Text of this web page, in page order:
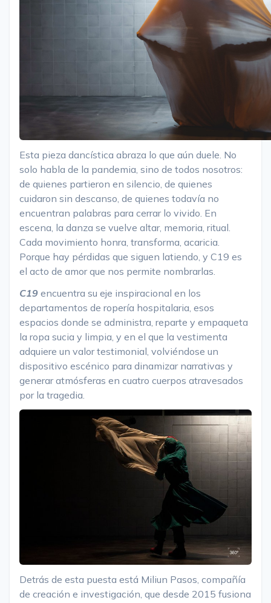
Esta pieza dancística abraza lo que aún duele. No
solo habla de la pandemia, sino de todos nosotros:
de quienes partieron en silencio, de quienes
cuidaron sin descanso, de quienes todavía no
encuentran palabras para cerrar lo vivido. En
escena, la danza se vuelve altar, memoria, ritual.
Cada movimiento honra, transforma, acaricia.
Porque hay pérdidas que siguen latiendo, y C19 es
el acto de amor que nos permite nombrarlas.
C19 encuentra su eje inspiracional en los
departamentos de ropería hospitalaria, esos
espacios donde se administra, reparte y empaqueta
la ropa sucia y limpia, y en el que la vestimenta
adquiere un valor testimonial, volviéndose un
dispositivo escénico para dinamizar narrativas y
generar atmósferas en cuatro cuerpos atravesados
por la tragedia.
Detrás de esta puesta está Miliun Pasos, compañía
de creación e investigación, que desde 2015 fusiona